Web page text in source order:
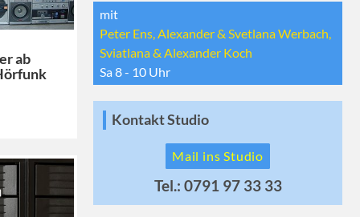
ab
mit
Peter Ens, Alexander & Svetlana Werbach,
Sviatlana & Alexander Koch
Sa 8 - 10 Uhr
Kontakt Studio
Mail ins Studio
Tel.: 0791 97 33 33